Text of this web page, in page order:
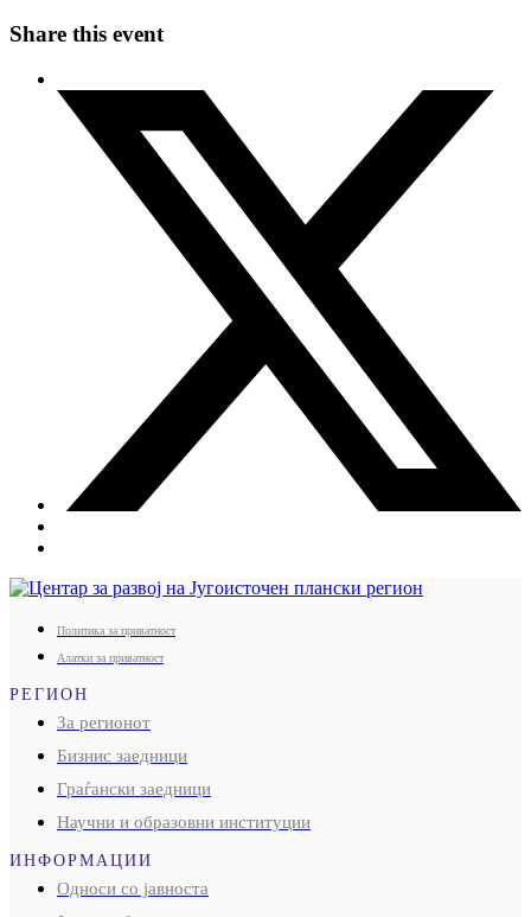
Share this event
Политика за приватност
Алатки за приватност
РЕГИОН
За регионот
Бизнис заедници
Граѓански заедници
Научни и образовни институции
ИНФОРМАЦИИ
Односи со јавноста